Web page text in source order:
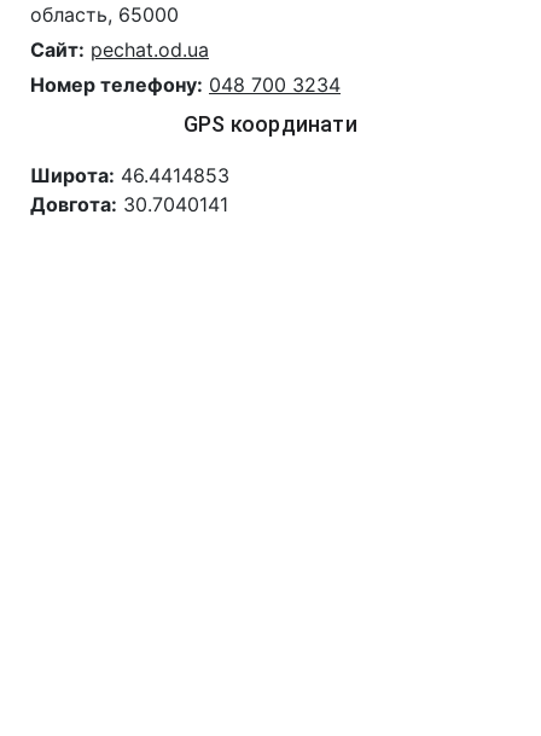
область, 65000
Сайт: pechat.od.ua
Номер телефону: 048 700 3234
GPS координати
Широта: 46.4414853
Довгота: 30.7040141